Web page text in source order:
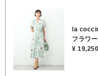
楽しめる一着です✨●裏地な
トなし●レーヨン100％●お洗
la
フラワ
¥ 19,250